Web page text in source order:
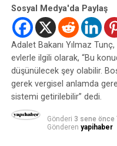
Sosyal Medya'da Paylaş
Adalet Bakanı Yılmaz
evlerle ilgili olarak, “Bu
düşünülecek şey olabilir.
gerek vergisel anlamda
sistemi getirilebilir” dedi.
Gönderi 3 sene önce
Gönderen yapihaber